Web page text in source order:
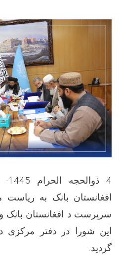
4
افغانستان بانک به ریاست
سرپرست د افغانستان بانک
این شورا در دفتر مرکزی د
گردید.